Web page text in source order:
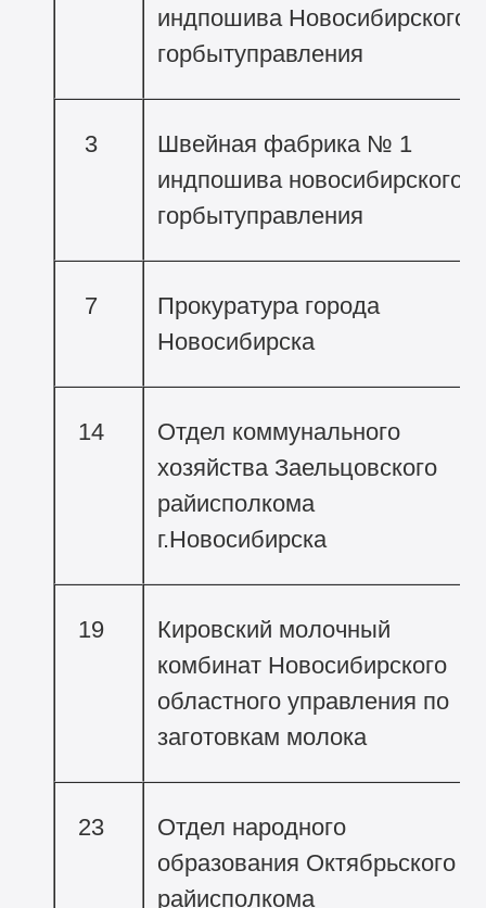
индпошива Новосибирского
горбытуправления
3
Швейная фабрика № 1
индпошива новосибирского
горбытуправления
7
Прокуратура города
Новосибирска
14
Отдел коммунального
хозяйства Заельцовского
райисполкома
г.Новосибирска
19
Кировский молочный
комбинат Новосибирского
областного управления по
заготовкам молока
23
Отдел народного
образования Октябрьского
райисполкома